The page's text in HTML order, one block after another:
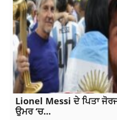
Lionel Messi ਦੇ ਪਿਤਾ
ਉਮਰ ‘ਚ...